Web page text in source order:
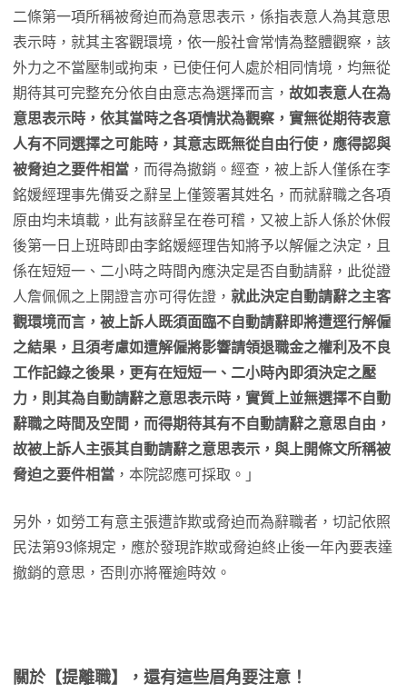
二條第一項所稱被脅迫而為意思表示，係指表意人為其意思
表示時，就其主客觀環境，依一般社會常情為整體觀察，該
外力之不當壓制或拘束，已使任何人處於相同情境，均無從
期待其可完整充分依自由意志為選擇而言， 故如表意人在為
意思表示時，依其當時之各項情狀為觀察，實無從期待表意
人有不同選擇之可能時，其意志既無從自由行使，應得認與
被脅迫之要件相當 ，而得為撤銷。經查，被上訴人僅係在李
銘媛經理事先備妥之辭呈上僅簽署其姓名，而就辭職之各項
原由均未填載，此有該辭呈在卷可稽，又被上訴人係於休假
後第一日上班時即由李銘媛經理告知將予以解僱之決定，且
係在短短一、二小時之時間內應決定是否自動請辭，此從證
人詹佩佩之上開證言亦可得佐證， 就此決定自動請辭之主客
觀環境而言，被上訴人既須面臨不自動請辭即將遭逕行解僱
之結果，且須考慮如遭解僱將影響請領退職金之權利及不良
工作記錄之後果，更有在短短一、二小時內即須決定之壓
力，則其為自動請辭之意思表示時，實質上並無選擇不自動
辭職之時間及空間，而得期待其有不自動請辭之意思自由，
故被上訴人主張其自動請辭之意思表示，與上開條文所稱被
脅迫之要件相當 ，本院認應可採取。」
另外，如勞工有意主張遭詐欺或脅迫而為辭職者，切記依照
民法第93條規定，應於發現詐欺或脅迫終止後一年內要表達
撤銷的意思，否則亦將罹逾時效。
關於【提離職】，還有這些眉角要注意！